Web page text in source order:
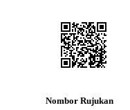
Nombor Rujukan